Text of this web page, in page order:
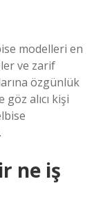
modelleri en
ve zarif
özgünlük
alıcı kişi
ne iş